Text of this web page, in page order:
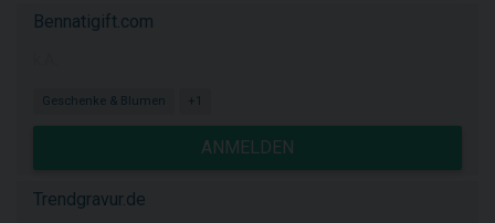
Bennatigift.com
Geschenke & Blumen +1
ANMELDEN
Trendgravur.de